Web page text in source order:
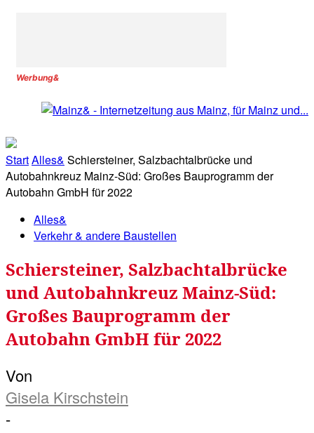
Werbung&
StartAlles& Schiersteiner, Salzbachtalbrücke und
Autobahnkreuz Mainz-Süd: Großes Bauprogramm der
Autobahn GmbH für 2022
Alles&
Verkehr & andere Baustellen
Schiersteiner, Salzbachtalbrücke
und Autobahnkreuz Mainz-Süd:
Großes Bauprogramm der
Autobahn GmbH für 2022
Von
Gisela Kirschstein
-